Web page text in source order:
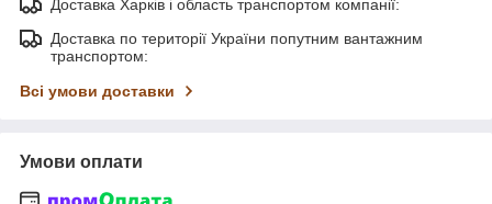
Доставка Харків і область транспортом компанії:
Доставка по території України попутним вантажним
транспортом:
Всі умови доставки
Умови оплати